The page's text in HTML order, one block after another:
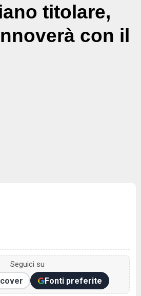
titolare,
con il
Seguici su
Fonti preferite